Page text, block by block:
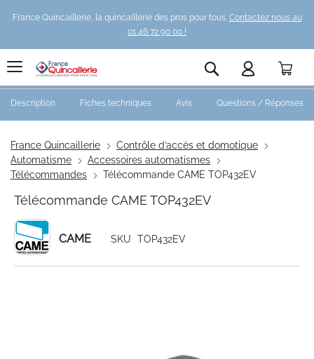
France Quincaillerie, la quincaillerie des pros pour tous. Contactez nous au
01 46 72 90 00 !
Rechercher
France Quincaillerie
Contrôle d’accès et domotique
Automatisme
Accessoires automatismes
Télécommandes
Télécommande CAME TOP432EV
Télécommande CAME TOP432EV
CAME SKU TOP432EV
Description Fiches techniques Avis Questions / Réponses